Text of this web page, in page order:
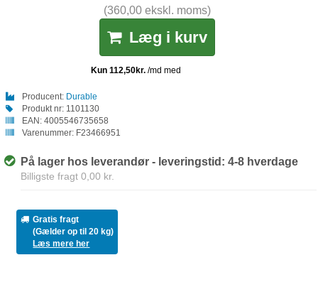
(360,00 ekskl. moms)
Læg i kurv
Producent: Durable
Produkt nr: 1101130
EAN: 4005546735658
Varenummer: F23466951
På lager hos leverandør - leveringstid: 4-8 hverdage
Billigste fragt 0,00 kr.
Gratis fragt
(Gælder op til 20 kg)
Læs mere her